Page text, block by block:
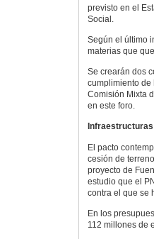
previsto en el
Social.
Según el último
materias que
Se crearán dos
cumplimiento de
Comisión Mixta
en este foro.
Infraestructuras
El pacto
cesión de
proyecto de
estudio que el
contra el que se
En los
112 millones de